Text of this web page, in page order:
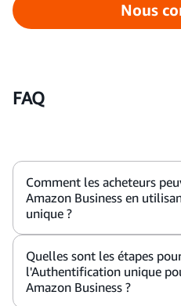
Nous
FAQ
Comment les acheteurs
Amazon Business en
unique ?
Quelles sont les étapes
l'Authentification unique
Amazon Business ?